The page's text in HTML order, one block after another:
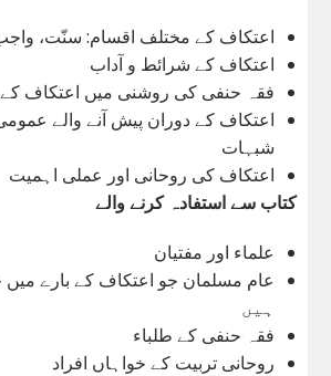
اعتکاف کے مختلف اقسام: سنّت،
اعتکاف کے شرائط و آداب
فقہ حنفی کی روشنی میں اعتکاف
اعتکاف کے دوران پیش آنے والے
شبہات
اعتکاف کی روحانی اور عملی اہمیت
کتاب سے استفادہ کرنے والے
علماء اور مفتیان
عام مسلمان جو اعتکاف کے بارے میں
ہیں
فقہ حنفی کے طلباء
روحانی تربیت کے خواہاں افراد